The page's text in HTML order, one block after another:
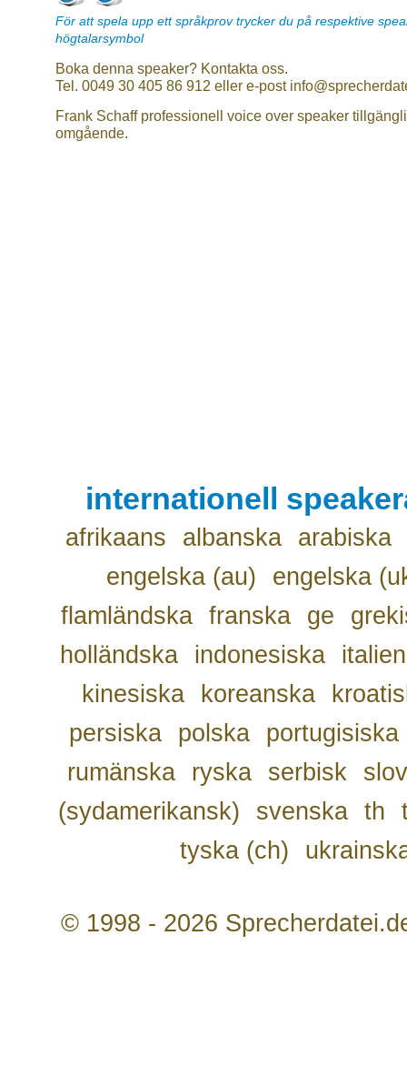
För att spela upp ett språkprov trycker du på respektive
högtalarsymbol
Boka denna speaker? Kontakta oss.
Tel. 0049 30 405 86 912 eller e-post
Frank Schaff professionell voice over speaker
omgående.
internationell
afrikaans albanska
arabiska
engelska (au)
engelska
flamländska franska ge
holländska
indonesiska
kinesiska
koreanska
persiska
polska
portugisiska
rumänska
ryska serbisk
(sydamerikansk)
svenska th
tyska (ch)
© 1998 - 2026